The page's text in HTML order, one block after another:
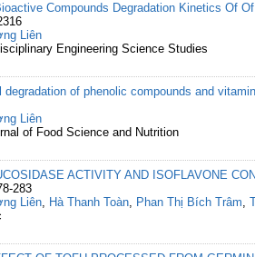
Compounds Degradation Kinetics Of
Liên
Engineering Science Studies
degradation of phenolic compounds and
Liên
of Food Science and Nutrition
ACTIVITY AND ISOFLAVONE
283
Liên, Hà Thanh Toàn, Phan Thị Bích Trâm,